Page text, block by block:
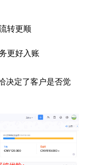
转更顺
更好入账
决定了客户是否觉